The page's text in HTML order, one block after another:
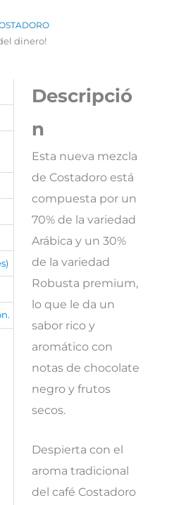
dinero!
Descripció
n
Esta nueva mezcla
de Costadoro está
compuesta por un
70% de la variedad
Arábica y un 30%
de la variedad
Robusta premium,
lo que le da un
sabor rico y
aromático con
notas de chocolate
negro y frutos
secos.
Despierta con el
aroma tradicional
del café Costadoro